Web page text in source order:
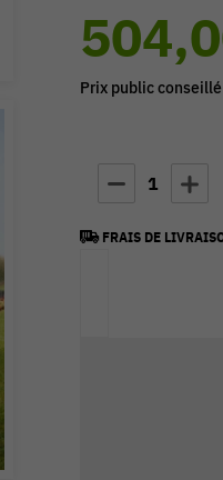
Prix public conseillé
1
FRAIS DE